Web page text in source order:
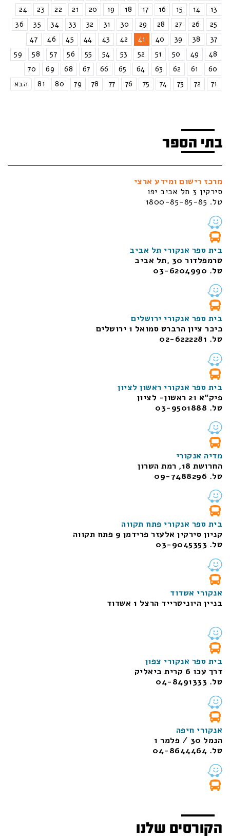
13
14
15
16
17
18
19
20
21
22
23
24
25
26
27
28
29
30
31
32
33
34
35
36
37
38
39
40
41
42
43
44
45
46
47
48
49
50
51
52
53
54
55
56
57
58
59
60
61
62
63
64
65
66
67
68
69
70
71
72
73
74
75
76
77
78
79
80
81 הבא
בתי הספר
מרכז רישום ומידע ארצי
סירקין 3 תל אביב יפו
טל. 1800-85-85-85
בית ספר אנקורי תל אביב
טרמפלדור 30 ,תל אביב
טל. 03-6204990
בית ספר אנקורי ירושלים
כיכר ציון הרברט סמואל 1
ירושלים
טל. 02-6222281
בית ספר אנקורי ראשון לציון
פיק“א 21 ראשון- לציון
טל. 03-9501888
מדיה אנקורי
החרושת 18, רמת השרון
טל. 09-7488296
בית ספר אנקורי פתח תקווה
קניון סירקין אלעזר פרידמן 9 פתח תקווה
טל. 03-9045353
אנקורי אשדוד
בניין היוניטרייד הרצל 1 אשדוד
בית ספר אנקורי צפון
דרך עכו 6 קרית ביאליק
טל. 04-8491333
אנקורי חיפה
הנמל 30 / פלמר 1
טל. 04-8644464
הקורסים שלנו